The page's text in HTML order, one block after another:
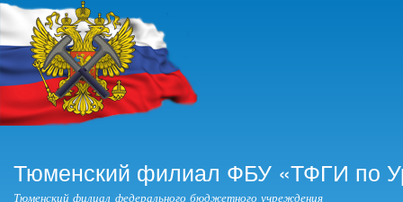
Тюменский филиал ФБУ «ТФГИ по
Тюменский филиал федерального бюджетного учреждения